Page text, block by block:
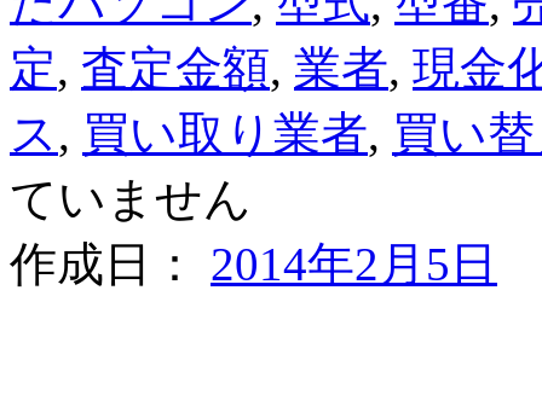
定, 査定金額, 業者, 現金
ス, 買い取り業者, 買い
ていません
作成日：
2014年2月5日